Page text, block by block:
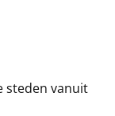
steden vanuit